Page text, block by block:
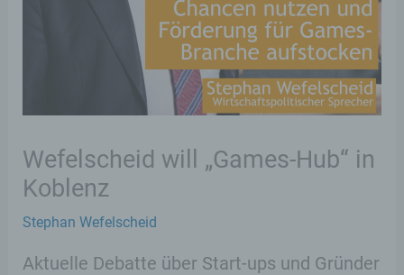
Wefelscheid will „Games-Hub“ in
Koblenz
Stephan Wefelscheid
Aktuelle Debatte über Start-ups und Gründer